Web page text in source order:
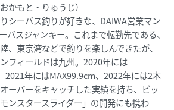
おかもと・りゅうじ）
シーバス釣りが好きな、DAIWA営業マン
バスジャンキー。これまで転勤先である、
、東京湾などで釣りを楽しんできたが、
フィールドは九州。2020年には
2021年にはMAX99.9cm、2022年には2本
ーバーをキャッチした実績を持ち、ビッ
ンスタースライダー」の開発にも携わ